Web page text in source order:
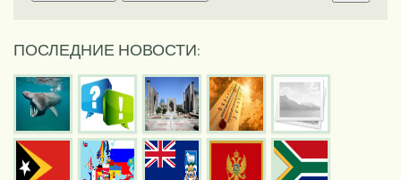
ПОСЛЕДНИЕ НОВОСТИ: